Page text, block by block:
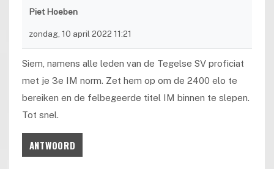
Piet Hoeben
zondag, 10 april 2022 11:21
Siem, namens alle leden van de Tegelse SV proficiat
met je 3e IM norm. Zet hem op om de 2400 elo te
bereiken en de felbegeerde titel IM binnen te slepen.
Tot snel.
ANTWOORD